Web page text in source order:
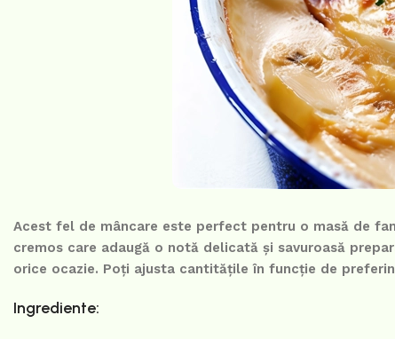
Acest fel de mâncare este perfect pentru o masă de
cremos care adaugă o notă delicată și savuroasă
orice ocazie. Poți ajusta cantitățile în funcție de
Ingrediente: